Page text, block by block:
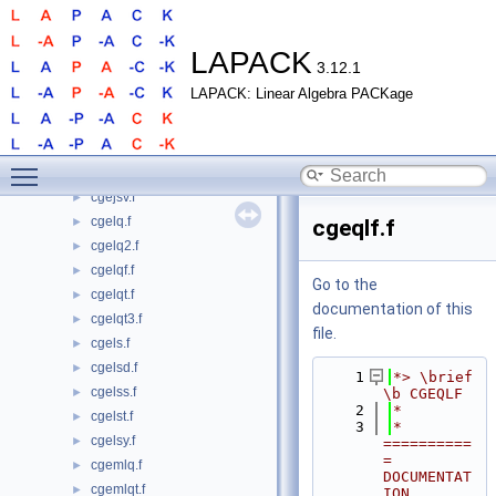
LAPACK 3.12.1
LAPACK: Linear Algebra PACKage
► cgees.f
► cgeesx.f
► cgeev.f
► cgeevx.f
► cgehd2.f
► cgejsv.f
► cgelq.f
► cgelq2.f
► cgelqf.f
► cgelqt.f
► cgelqt3.f
► cgels.f
► cgelsd.f
► cgelss.f
► cgelst.f
► cgelsy.f
► cgemlq.f
► cgemlqt.f
cgeqlf.f
Go to the
documentation of this
file.
    1
*> \brief
\b CGEQLF
    2
*
    3
*
==========
=
DOCUMENTAT